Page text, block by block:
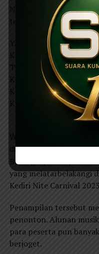
Nite Carnival yang
terbaiknya pada malam
Yakni dari Kabupaten
Kabupaten Jembrana,
Tuban, Kabupaten
Kabupaten Trenggalek,
Kabupaten Ngawi,
Kabupaten Sampang,
Wali Kota Kediri Abdullah
dan menyapa pengunjung
Berbagai penampilan
yang melatarbelakangi
Kediri Nite Carnival
Penampilan tersebut
penonton. Alunan
para peserta pun
berjoget.